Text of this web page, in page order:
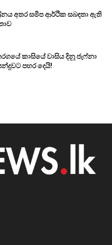
අතර සමීප ආර්ථික සබඳතා ඇති
කාසියේ වාසිය දිනූ ජැෆ්නා
පහර දෙයි!